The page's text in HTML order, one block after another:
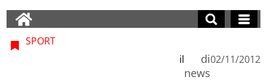
SPORT
di
news
il 02/11/2012